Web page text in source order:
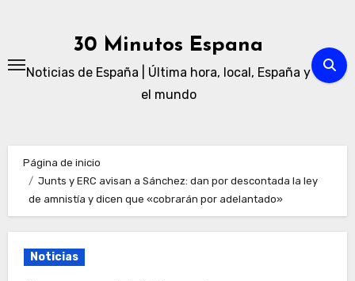
30 Minutos Espana
Noticias de España | Última hora, local, España y
el mundo
Página de inicio
Junts y ERC avisan a Sánchez: dan por descontada la ley
de amnistía y dicen que «cobrarán por adelantado»
Noticias